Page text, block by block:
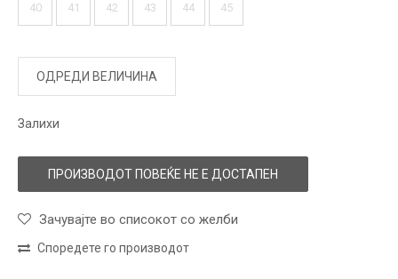
40 41 42 43 44 45
ОДРЕДИ ВЕЛИЧИНА
Залихи
ПРОИЗВОДОТ ПОВЕЌЕ НЕ Е ДОСТАПЕН
Зачувајте во списокот со желби
Споредете го производот